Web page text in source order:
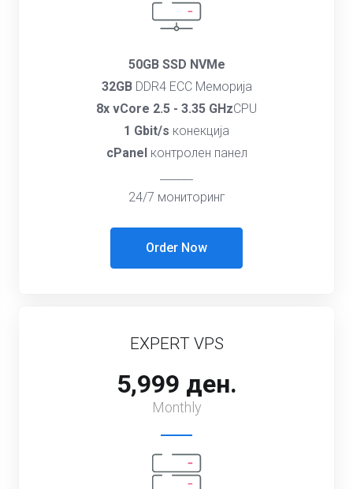
50GB SSD NVMe
32GBDDR4 ECC Меморија
8x vCore 2.5 - 3.35 GHzCPU
1 Gbit/s конекција
cPanelконтролен панел
24/7 мониторинг
Order Now
EXPERT VPS
5,999 ден.
Monthly